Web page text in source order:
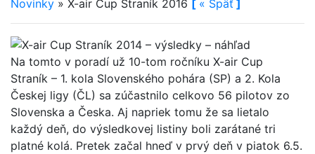
Novinky » X-air Cup Straník 2016 [ « Späť ]
Na tomto v poradí už 10-tom ročníku X-air Cup
Straník – 1. kola Slovenského pohára (SP) a 2. Kola
Českej ligy (ČL) sa zúčastnilo celkovo 56 pilotov zo
Slovenska a Česka. Aj napriek tomu že sa lietalo
každý deň, do výsledkovej listiny boli zarátané tri
platné kolá. Pretek začal hneď v prvý deň v piatok 6.5.